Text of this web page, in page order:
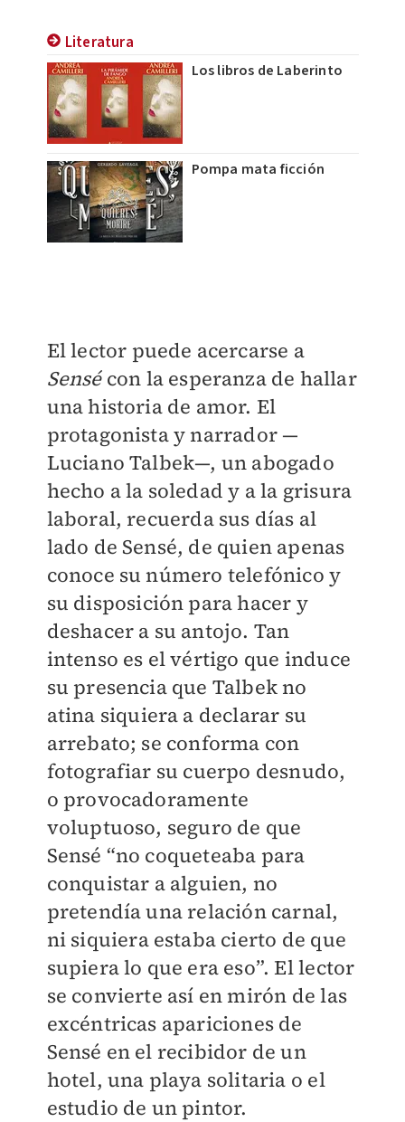
Literatura
Los libros de Laberinto
Pompa mata ficción
​El lector puede acercarse a
Sensécon la esperanza de hallar
una historia de amor. El
protagonista y narrador —
Luciano Talbek—, un abogado
hecho a la soledad y a la grisura
laboral, recuerda sus días al
lado de Sensé, de quien apenas
conoce su número telefónico y
su disposición para hacer y
deshacer a su antojo. Tan
intenso es el vértigo que induce
su presencia que Talbek no
atina siquiera a declarar su
arrebato; se conforma con
fotografiar su cuerpo desnudo,
o provocadoramente
voluptuoso, seguro de que
Sensé “no coqueteaba para
conquistar a alguien, no
pretendía una relación carnal,
ni siquiera estaba cierto de que
supiera lo que era eso”. El lector
se convierte así en mirón de las
excéntricas apariciones de
Sensé en el recibidor de un
hotel, una playa solitaria o el
estudio de un pintor.